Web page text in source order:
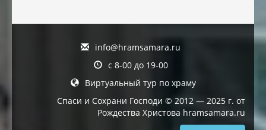
info@hramsamara.ru
с 8-00 до 19-00
Виртуальный тур по храму
Спаси и Сохрани Господи © 2012 — 2025 г. от
Рождества Христова hramsamara.ru